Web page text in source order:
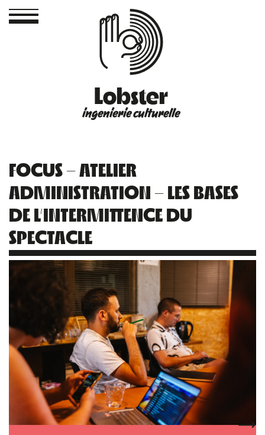
Lobster
ingenierie culturelle
FOCUS – ATELIER
ADMINISTRATION – LES BASES
DE L’INTERMITTENCE DU
SPECTACLE